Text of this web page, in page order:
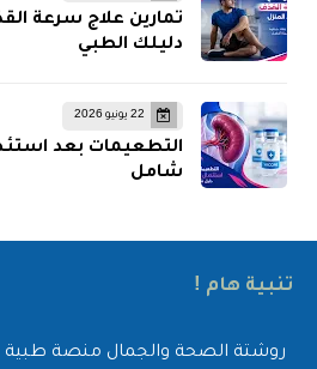
تمارين علاج سرعة
دليلك الطبي
22 يونيو 2026
التطعيمات بعد
شامل
تنبية هام !
روشتة الصحة والجمال منصة